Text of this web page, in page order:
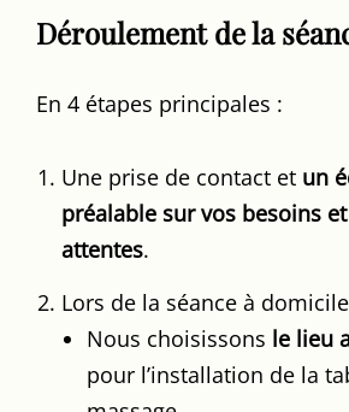
Déroulement de la
En 4 étapes principales :
Une prise de contact et un
préalable sur vos besoins
attentes.
Lors de la séance à
Nous choisissons le lieu
pour l’installation de la